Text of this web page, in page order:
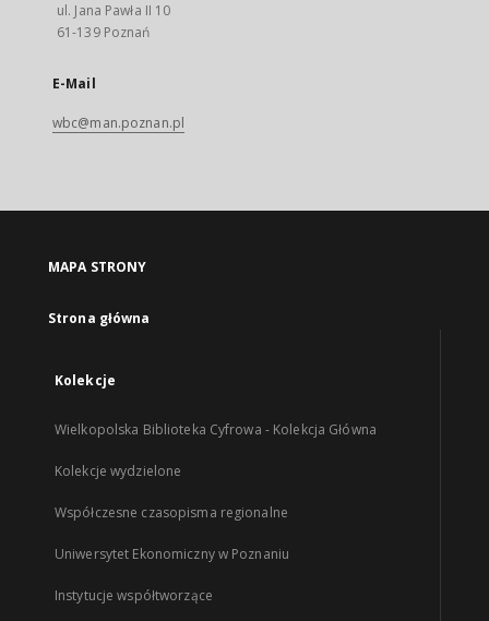
ul. Jana Pawła II 10
61-139 Poznań
E-Mail
wbc@man.poznan.pl
MAPA STRONY
Strona główna
Kolekcje
Wielkopolska Biblioteka Cyfrowa - Kolekcja Główna
Kolekcje wydzielone
Współczesne czasopisma regionalne
Uniwersytet Ekonomiczny w Poznaniu
Instytucje współtworzące